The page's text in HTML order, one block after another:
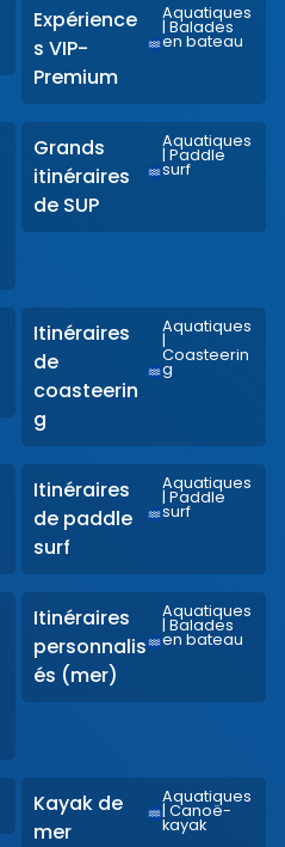
Expérience
s VIP-
Premium
Aquatiques
| Balades
en bateau
Grands
itinéraires
de SUP
Aquatiques
| Paddle
surf
Itinéraires
de
coasteerin
g
Aquatiques
|
Coasteerin
g
Itinéraires
de paddle
surf
Aquatiques
| Paddle
surf
Itinéraires
personnalis
és (mer)
Aquatiques
| Balades
en bateau
Kayak de
mer
Aquatiques
| Canoë-
kayak